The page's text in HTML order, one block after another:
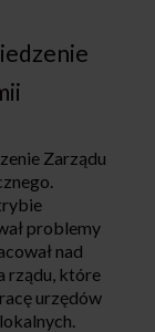
Zarządu
problemy
nad
rządu, które
urzędów